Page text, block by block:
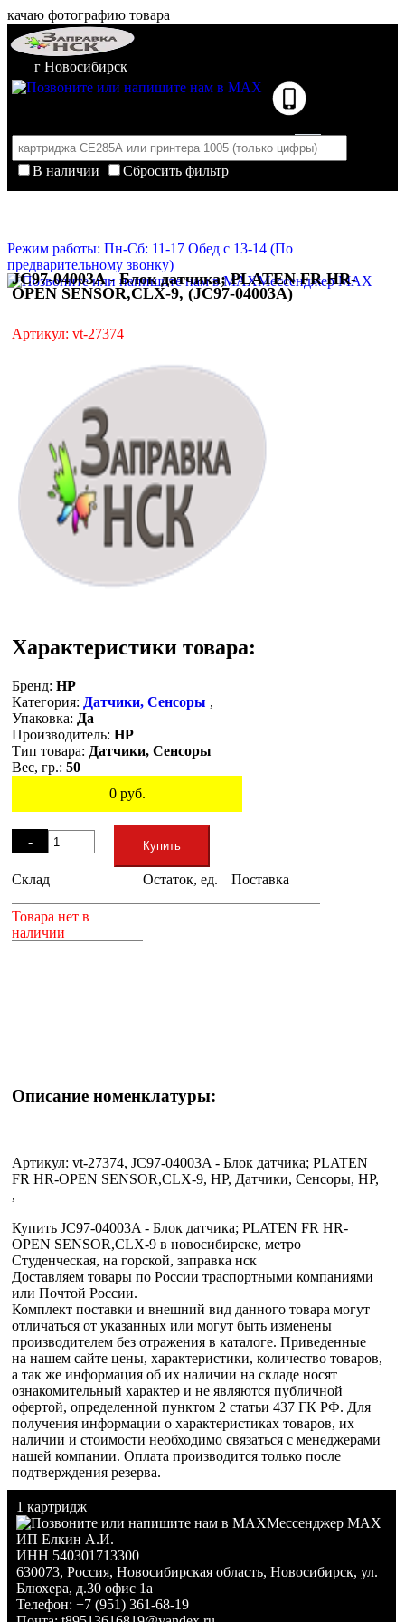
качаю фотографию товара
г Новосибирск
В наличии
Сбросить фильтр
Корзина пуста
Режим работы: Пн-Сб: 11-17 Обед с 13-14 (По
предварительному звонку)
Мессенджер MAX
JC97-04003A - Блок датчика; PLATEN FR HR-
OPEN SENSOR,CLX-9, (JC97-04003A)
Артикул: vt-27374
Характеристики товара:
Бренд: HP
Категория: Датчики, Сенсоры ,
Упаковка: Да
Производитель: HP
Тип товара: Датчики, Сенсоры
Вес, гр.: 50
0руб.
-
+
Купить
Склад Остаток, ед. Поставка
Товара нет в
наличии
Описание номенклатуры:
Артикул: vt-27374, JC97-04003A - Блок датчика; PLATEN
FR HR-OPEN SENSOR,CLX-9, HP, Датчики, Сенсоры, HP,
,
Купить JC97-04003A - Блок датчика; PLATEN FR HR-
OPEN SENSOR,CLX-9 в новосибирске, метро
Студенческая, на горской, заправка нск
Доставляем товары по России траспортными компаниями
или Почтой России.
Комплект поставки и внешний вид данного товара могут
отличаться от указанных или могут быть изменены
производителем без отражения в каталоге. Приведенные
на нашем сайте цены, характеристики, количество товаров,
а так же информация об их наличии на складе носят
ознакомительный характер и не являются публичной
офертой, определенной пунктом 2 статьи 437 ГК РФ. Для
получения информации о характеристиках товаров, их
наличии и стоимости необходимо связаться с менеджерами
нашей компании. Оплата производится только после
подтверждения резерва.
1 картридж
Мессенджер MAX
ИП Елкин А.И.
ИНН 540301713300
630073, Россия, Новосибирская область, Новосибирск, ул.
Блюхера, д.30 офис 1а
Телефон: +7 (951) 361-68-19